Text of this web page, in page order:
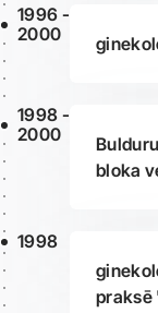
1996 -
2000
1998 -
2000
bloka
1998
praksē